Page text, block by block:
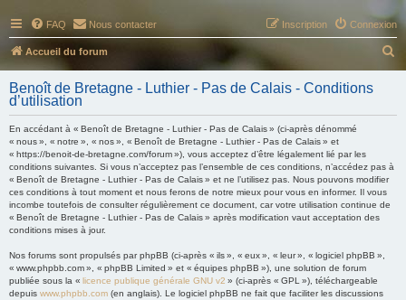
FAQ Nous contacter Connexion
Inscription
Accueil du forum
e
h
Benoît de Bretagne - Luthier - Pas de Calais - Conditions
d’utilisation
En accédant à « Benoît de Bretagne - Luthier - Pas de Calais » (ci-après dénommé
« nous », « notre », « nos », « Benoît de Bretagne - Luthier - Pas de Calais » et
« https://benoit-de-bretagne.com/forum »), vous acceptez d’être légalement lié par les
conditions suivantes. Si vous n’acceptez pas l’ensemble de ces conditions, n’accédez pas à
« Benoît de Bretagne - Luthier - Pas de Calais » et ne l’utilisez pas. Nous pouvons modifier
ces conditions à tout moment et nous ferons de notre mieux pour vous en informer. Il vous
incombe toutefois de consulter régulièrement ce document, car votre utilisation continue de
« Benoît de Bretagne - Luthier - Pas de Calais » après modification vaut acceptation des
conditions mises à jour.
Nos forums sont propulsés par phpBB (ci-après « ils », « eux », « leur », « logiciel phpBB »,
« www.phpbb.com », « phpBB Limited » et « équipes phpBB »), une solution de forum
publiée sous la « licence publique générale GNU v2 » (ci-après « GPL »), téléchargeable
depuis www.phpbb.com (en anglais). Le logiciel phpBB ne fait que faciliter les discussions